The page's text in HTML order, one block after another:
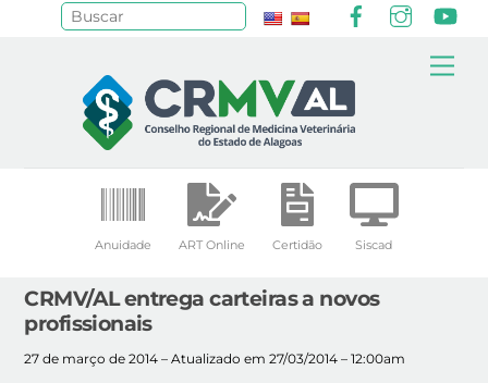
Anuidade ART Online Certidão Siscad
CRMV/AL entrega carteiras a novos
profissionais
27 de março de 2014 – Atualizado em 27/03/2014 – 12:00am